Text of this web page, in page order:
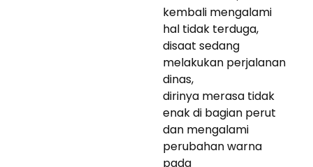
kembali mengalami
hal tidak terduga,
disaat sedang
melakukan perjalanan
dinas,
dirinya merasa tidak
enak di bagian perut
dan mengalami
perubahan warna
pada